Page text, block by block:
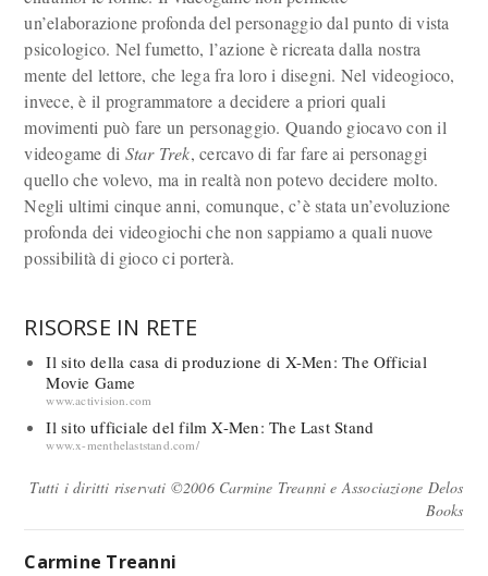
un’elaborazione profonda del personaggio dal punto di vista
psicologico. Nel fumetto, l’azione è ricreata dalla nostra
mente del lettore, che lega fra loro i disegni. Nel videogioco,
invece, è il programmatore a decidere a priori quali
movimenti può fare un personaggio. Quando giocavo con il
videogame di Star Trek, cercavo di far fare ai personaggi
quello che volevo, ma in realtà non potevo decidere molto.
Negli ultimi cinque anni, comunque, c’è stata un’evoluzione
profonda dei videogiochi che non sappiamo a quali nuove
possibilità di gioco ci porterà.
RISORSE IN RETE
Il sito della casa di produzione di X-Men: The Official
Movie Game
www.activision.com
Il sito ufficiale del film X-Men: The Last Stand
www.x-menthelaststand.com/
Tutti i diritti riservati ©2006 Carmine Treanni e Associazione Delos
Books
Carmine Treanni